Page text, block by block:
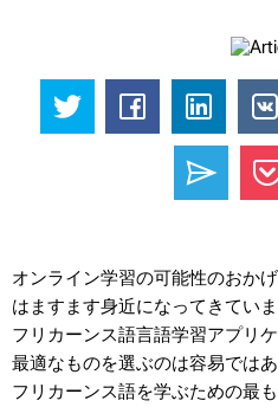
オンライン学習の可能性のおか
はますます身近になってきてい
フリカーンス語言語学習アプリ
最適なものを選ぶのは容易では
フリカーンス語を学ぶための最